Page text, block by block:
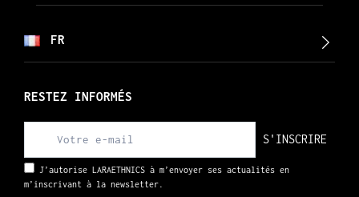
FR
RESTEZ INFORMÉS
S'INSCRIRE
J’autorise LARAETHNICS à m’envoyer ses actualités en
m’inscrivant à la newsletter.